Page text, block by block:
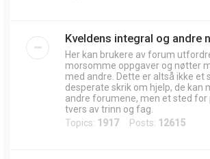
Kveldens integral og andre
Her kan brukere av forum
morsomme oppgaver og nøtter
med andre. Dette er altså ikke et
desperate skrik om hjelp, de kan
andre forumene, men et sted for
tvers av trinn og fag.
Topics: 1917Posts: 12615